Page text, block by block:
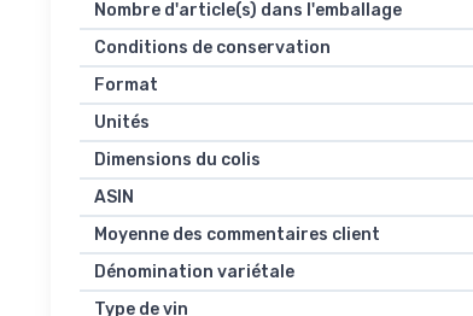
Nombre d'article(s) dans l'emballage
Conditions de conservation
Format
Unités
Dimensions du colis
ASIN
Moyenne des commentaires client
Dénomination variétale
Type de vin